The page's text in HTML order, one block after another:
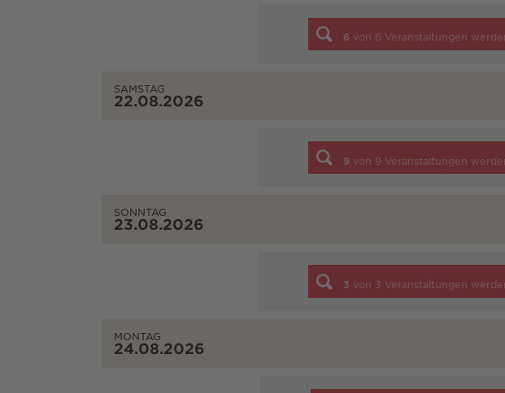
6 von 6 Veranstaltungen
SAMSTAG
22.08.2026
9 von 9 Veranstaltungen
SONNTAG
23.08.2026
3 von 3 Veranstaltungen
MONTAG
24.08.2026